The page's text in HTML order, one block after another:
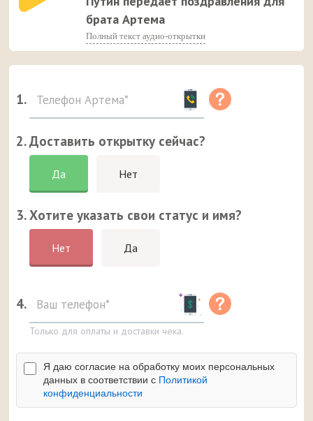
брата Артема
Полный текст аудио-открытки
1.
2. Доставить открытку сейчас?
Да Нет
3. Хотите указать свои статус и имя?
Нет Да
4.
Только для оплаты и доставки чека.
Я даю согласие на обработку моих персональных
данных в соответствии с Политикой
конфиденциальности